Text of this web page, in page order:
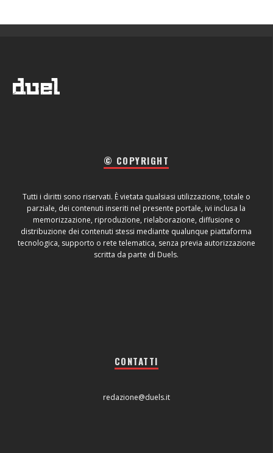
© COPYRIGHT
Tutti i diritti sono riservati. È vietata qualsiasi utilizzazione, totale o
parziale, dei contenuti inseriti nel presente portale, ivi inclusa la
memorizzazione, riproduzione, rielaborazione, diffusione o
distribuzione dei contenuti stessi mediante qualunque piattaforma
tecnologica, supporto o rete telematica, senza previa autorizzazione
scritta da parte di Duels.
CONTATTI
redazione@duels.it